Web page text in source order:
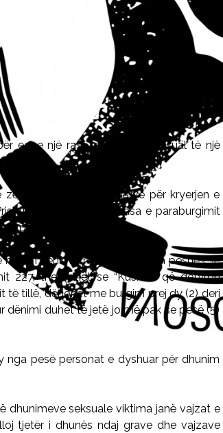
edhe një rast të dhunimi seksual të një
zërin që ndaj të dyshuarve për kryerjen e
t’i shqiptohet masa e paraburgimit
pas 48 apo 24 orësh.
dënimin meritor konform peshës së
227, theksohet se “Kushdo që detyron
të tillë, dënohet me burgim prej dy (2) deri
dënimi duhet të jetë jo më pak se pesë (5)
nga pesë personat e dyshuar për dhunim
dhunimeve seksuale viktima janë vajzat e
tjetër i dhunës ndaj grave dhe vajzave